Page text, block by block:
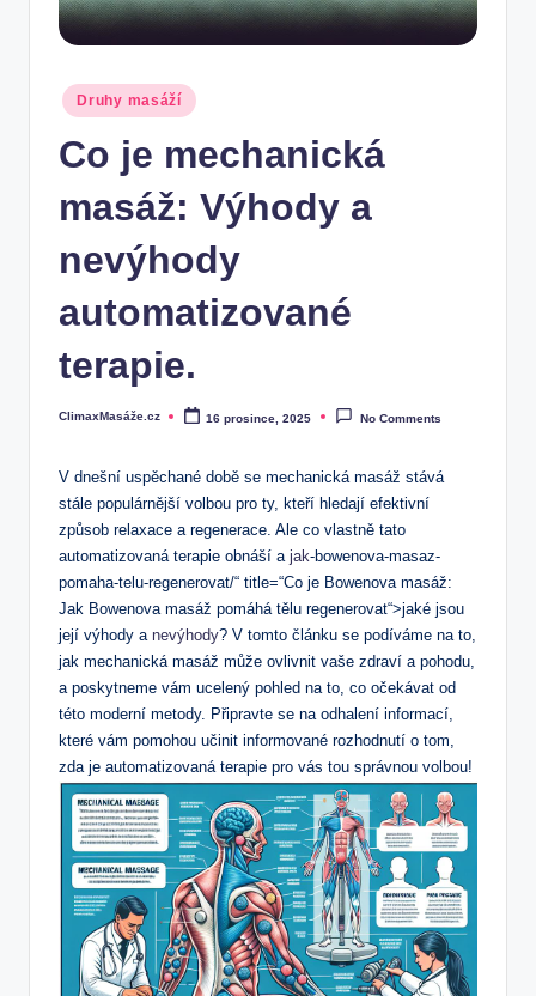
Posted
in
Druhy masáží
Co je mechanická
masáž: Výhody a
nevýhody
automatizované
terapie.
Posted
ClimaxMasáže.cz 16 prosince, 2025 No Comments
V dnešní uspěchané době se⁣ mechanická masáž stává
stále⁢ populárnější volbou⁤ pro ty,​ kteří hledají efektivní
⁣způsob⁣ relaxace a ⁣regenerace. Ale co vlastně ⁢tato
automatizovaná⁣ terapie obnáší ⁣a jak-bowenova-masaz-
pomaha-telu-regenerovat/“ title=“Co je Bowenova masáž:
Jak Bowenova masáž pomáhá tělu regenerovat“>jaké jsou
její výhody a nevýhody? V tomto ⁤článku ​se podíváme na ​to,
jak⁤ mechanická masáž může ovlivnit vaše zdraví a pohodu,
‌a ‍poskytneme⁢ vám ucelený pohled na to, co očekávat ‍od
‍této ⁤moderní metody.​ Připravte se na odhalení ⁢informací,
⁣které vám pomohou učinit informované⁤ rozhodnutí​ o tom,
‍zda je automatizovaná terapie pro vás⁢ tou ​správnou‌ volbou!